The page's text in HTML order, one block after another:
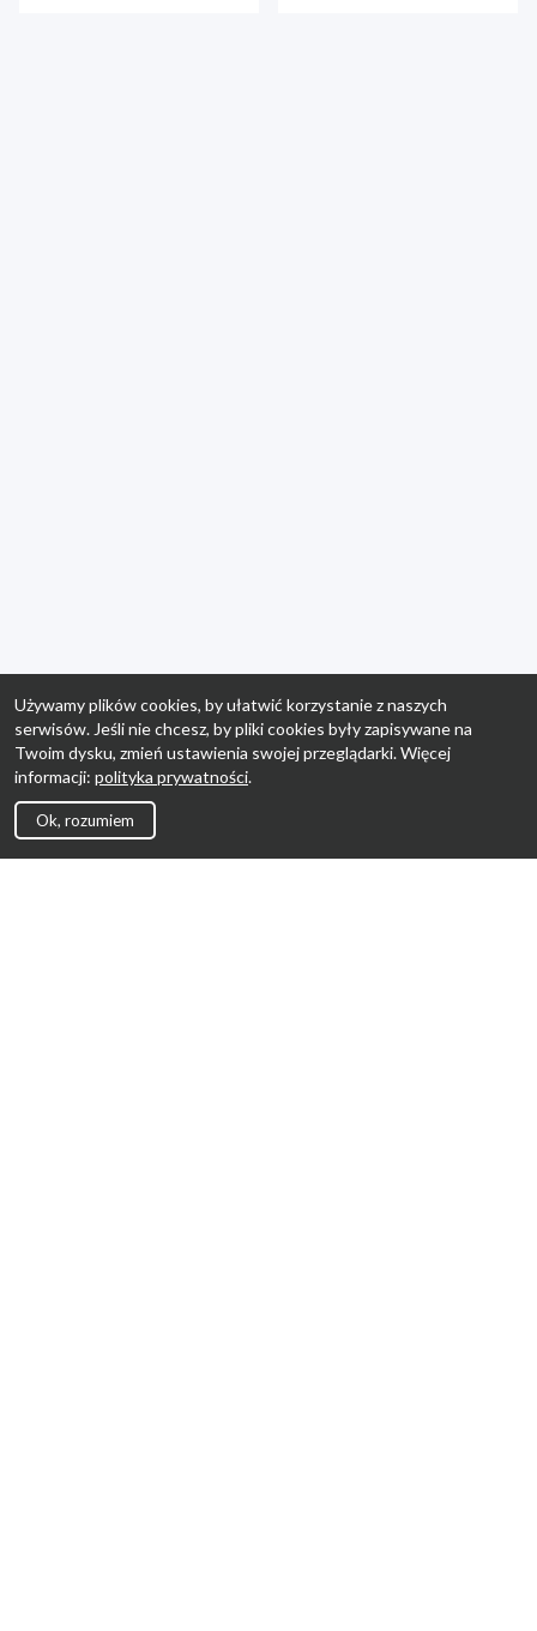
Używamy plików cookies, by ułatwić korzystanie z naszych
serwisów. Jeśli nie chcesz, by pliki cookies były zapisywane na
Twoim dysku, zmień ustawienia swojej przeglądarki. Więcej
informacji: polityka prywatności.
Ok, rozumiem